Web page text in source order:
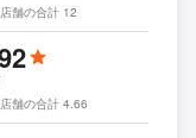
舗の合計 12
舗の合計 4.66